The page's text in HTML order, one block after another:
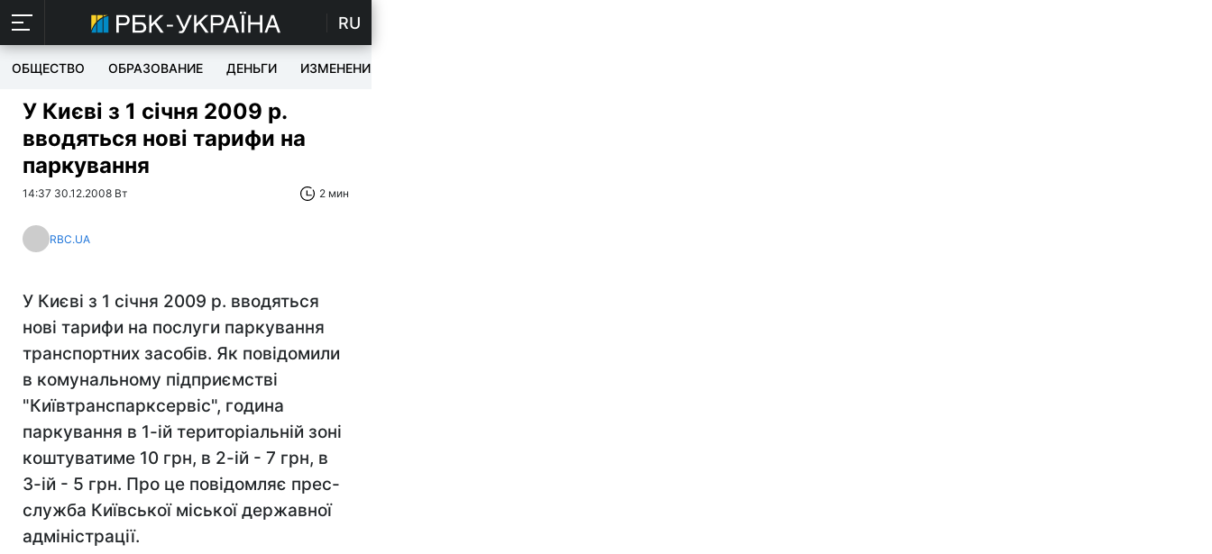
RU
ОБЩЕСТВО ОБРАЗОВАНИЕ ДЕНЬГИ ИЗМЕНЕНИЯ
У Києві з 1 січня 2009 р.
вводяться нові тарифи на
паркування
14:37 30.12.2008 Вт 2 мин
RBC.UA
У Києві з 1 січня 2009 р. вводяться
нові тарифи на послуги паркування
транспортних засобів. Як повідомили
в комунальному підприємстві
"Київтранспарксервіс", година
паркування в 1-ій територіальній зоні
коштуватиме 10 грн, в 2-ій - 7 грн, в
3-ій - 5 грн. Про це повідомляє прес-
служба Київської міської державної
адміністрації.